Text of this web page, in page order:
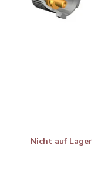
Nicht auf Lager